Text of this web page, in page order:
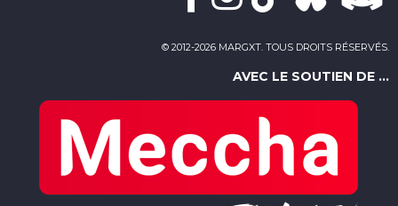
© 2012-2026 MARGXT. TOUS DROITS RÉSERVÉS.
AVEC LE SOUTIEN DE ...